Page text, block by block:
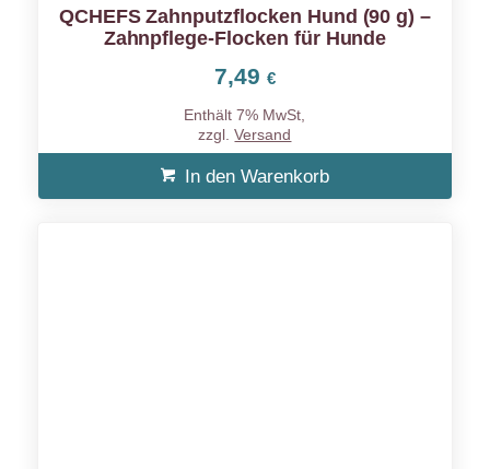
QCHEFS Zahnputzflocken Hund (90 g) –
Zahnpflege-Flocken für Hunde
7,49 €
Enthält 7% MwSt,
zzgl.Versand
In den Warenkorb